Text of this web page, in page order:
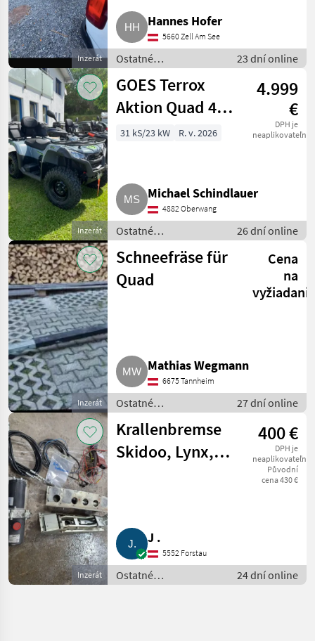
Inzerát
Hannes Hofer
5660 Zell Am See
Ostatné
poľnohospodárske
silové stroje / ATV /
UTV / Quad
23 dní online
Inzerát
GOES Terrox
Aktion Quad 4x4
Servo ABS
4.999
€
DPH je
neaplikovateľné
31 kS/23 kW R. v. 2026
Michael Schindlauer
4882 Oberwang
Ostatné
poľnohospodárske
silové stroje / ATV /
UTV / Quad
26 dní online
Inzerát
Schneefräse für
Quad
Cena
na
Mathias Wegmann
6675 Tannheim
Ostatné
poľnohospodárske
silové stroje / ATV /
UTV / Quad
27 dní online
Inzerát
Krallenbremse
Skidoo, Lynx,
400 €
DPH je
neaplikovateľné
Původní
cena 430 €
J .
5552 Forstau
Ostatné
poľnohospodárske
24 dní online